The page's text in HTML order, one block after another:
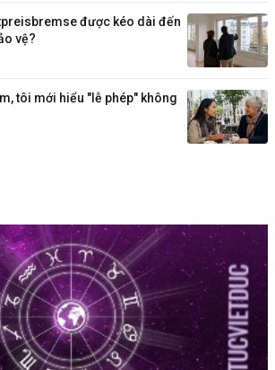
được kéo dài đến
vệ?
tôi mới hiểu "lễ phép" không